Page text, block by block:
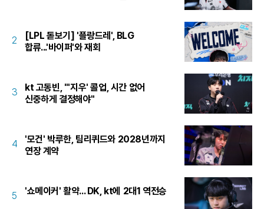
2
[LPL 돋보기] '플랑드레', BLG
합류...'바이퍼'와 재회
3
kt 고동빈, "'지우' 콜업, 시간 없어
신중하게 결정해야"
4
'모건' 박루한, 팀리퀴드와 2028년까지
연장 계약
5 '쇼메이커' 활약... DK, kt에 2대1 역전승